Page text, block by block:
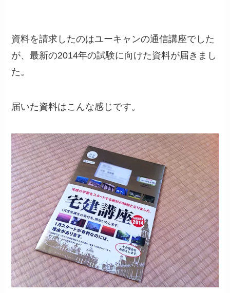
資料を請求したのはユーキャンの通信講座でした
が、最新の2014年の試験に向けた資料が届きまし
た。
届いた資料はこんな感じです。